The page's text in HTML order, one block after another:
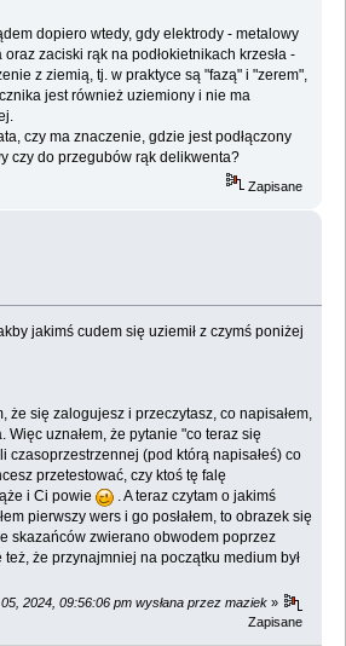
dopiero wtedy, gdy elektrody - metalowy
oraz zaciski rąk na podłokietnikach krzesła -
z ziemią, tj. w praktyce są "fazą" i "zerem",
jest również uziemiony i nie ma
czy ma znaczenie, gdzie jest podłączony
czy do przegubów rąk delikwenta?
Zapisane
jakimś cudem się uziemił z czymś poniżej
że się zalogujesz i przeczytasz, co napisałem,
Więc uznałem, że pytanie "co teraz się
czasoprzestrzennej (pod którą napisałeś) co
przetestować, czy ktoś tę falę
i Ci powie
. A teraz czytam o jakimś
pierwszy wers i go posłałem, to obrazek się
skazańców zwierano obwodem poprzez
też, że przynajmniej na początku medium był
2024, 09:56:06 pm wysłana przez maziek »
Zapisane